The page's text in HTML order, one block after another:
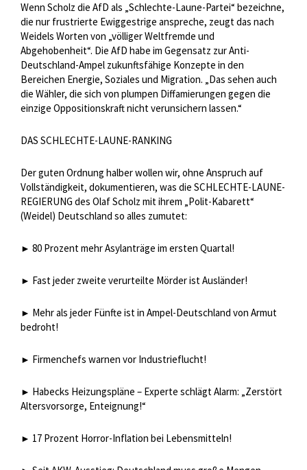
Wenn Scholz die AfD als „Schlechte-Laune-Partei“ bezeichne,
die nur frustrierte Ewiggestrige anspreche, zeugt das nach
Weidels Worten von „völliger Weltfremde und
Abgehobenheit“. Die AfD habe im Gegensatz zur Anti-
Deutschland-Ampel zukunftsfähige Konzepte in den
Bereichen Energie, Soziales und Migration. „Das sehen auch
die Wähler, die sich von plumpen Diffamierungen gegen die
einzige Oppositionskraft nicht verunsichern lassen.“
DAS SCHLECHTE-LAUNE-RANKING
Der guten Ordnung halber wollen wir, ohne Anspruch auf
Vollständigkeit, dokumentieren, was die SCHLECHTE-LAUNE-
REGIERUNG des Olaf Scholz mit ihrem „Polit-Kabarett“
(Weidel) Deutschland so alles zumutet:
► 80 Prozent mehr Asylanträge im ersten Quartal!
► Fast jeder zweite verurteilte Mörder ist Ausländer!
► Mehr als jeder Fünfte ist in Ampel-Deutschland von Armut
bedroht!
► Firmenchefs warnen vor Industrieflucht!
► Habecks Heizungspläne – Experte schlägt Alarm: „Zerstört
Altersvorsorge, Enteignung!“
► 17 Prozent Horror-Inflation bei Lebensmitteln!